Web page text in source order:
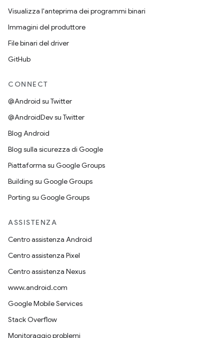
Visualizza l'anteprima dei programmi binari
Immagini del produttore
File binari del driver
GitHub
CONNECT
@Android su Twitter
@AndroidDev su Twitter
Blog Android
Blog sulla sicurezza di Google
Piattaforma su Google Groups
Building su Google Groups
Porting su Google Groups
ASSISTENZA
Centro assistenza Android
Centro assistenza Pixel
Centro assistenza Nexus
www.android.com
Google Mobile Services
Stack Overflow
Monitoraggio problemi